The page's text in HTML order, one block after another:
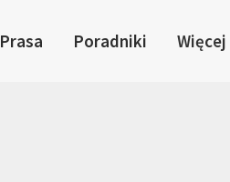
Prasa Poradniki Więcej